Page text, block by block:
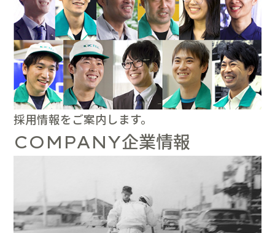
採用情報をご案内します。
COMPANY企業情報